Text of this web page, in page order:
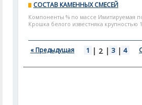
СОСТАВ КАМЕННЫХ СМЕСЕЙ
Компоненты % по массе Имитируемая
Крошка белого известняка
« Предыдущая 1 | 2 | 3 | 4